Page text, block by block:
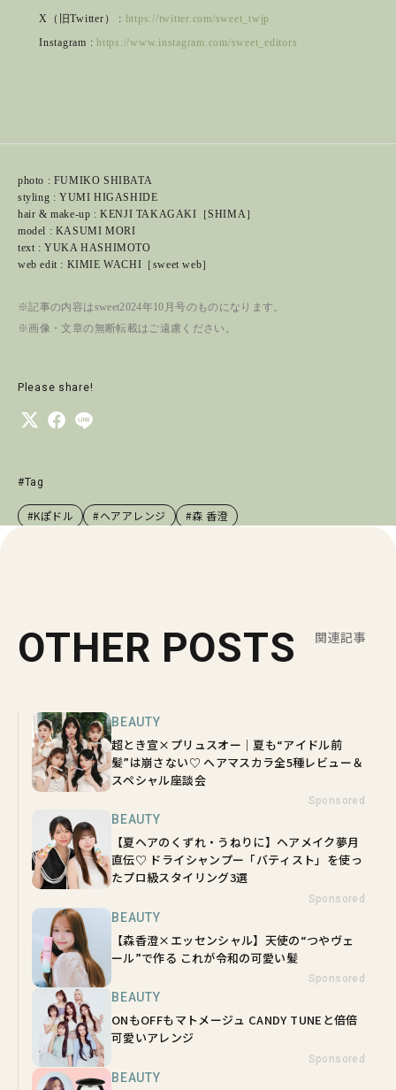
X（旧Twitter） : https://twitter.com/sweet_twjp
Instagram : https://www.instagram.com/sweet_editors
photo : FUMIKO SHIBATA
styling : YUMI HIGASHIDE
hair & make-up : KENJI TAKAGAKI［SHIMA］
model : KASUMI MORI
text : YUKA HASHIMOTO
web edit : KIMIE WACHI［sweet web］
※記事の内容はsweet2024年10月号のものになります。
※画像・文章の無断転載はご遠慮ください。
Please share!
#Tag
#Kぽドル #ヘアアレンジ #森 香澄
OTHER POSTS 関連記事
BEAUTY
超とき宣×プリュスオー｜夏も“アイドル前
髪”は崩さない♡ ヘアマスカラ全5種レビュー＆
スペシャル座談会
Sponsored
BEAUTY
【夏ヘアのくずれ・うねりに】ヘアメイク夢月
直伝♡ ドライシャンプー「バティスト」を使っ
たプロ級スタイリング3選
Sponsored
BEAUTY
【森香澄×エッセンシャル】天使の“つやヴェ
ール”で作る これが令和の可愛い髪
Sponsored
BEAUTY
ONもOFFもマトメージュ CANDY TUNEと倍倍
可愛いアレンジ
Sponsored
BEAUTY